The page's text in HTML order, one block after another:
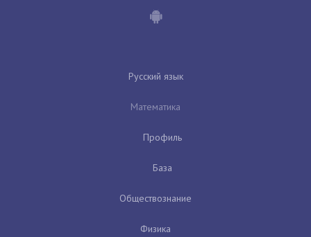
Русский язык
Математика
Профиль
База
Обществознание
Физика